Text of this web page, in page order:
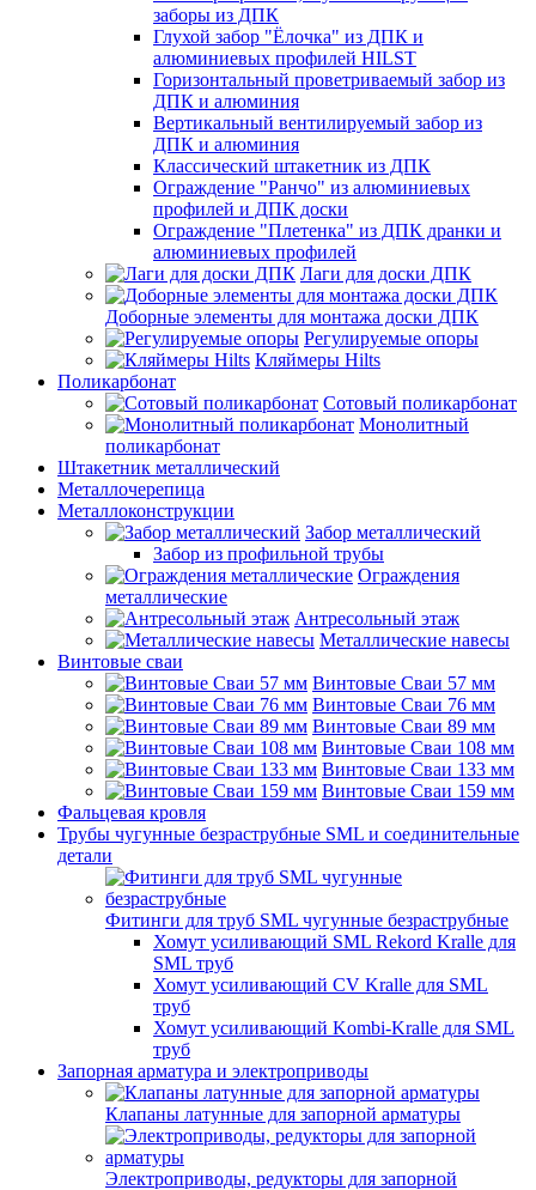
заборы из ДПК
Глухой забор "Ёлочка" из ДПК и
алюминиевых профилей HILST
Горизонтальный проветриваемый забор из
ДПК и алюминия
Вертикальный вентилируемый забор из
ДПК и алюминия
Классический штакетник из ДПК
Ограждение "Ранчо" из алюминиевых
профилей и ДПК доски
Ограждение "Плетенка" из ДПК дранки и
алюминиевых профилей
Лаги для доски ДПК
Доборные элементы для монтажа доски ДПК
Регулируемые опоры
Кляймеры Hilts
Поликарбонат
Сотовый поликарбонат
Монолитный
поликарбонат
Штакетник металлический
Металлочерепица
Металлоконструкции
Забор металлический
Забор из профильной трубы
Ограждения
металлические
Антресольный этаж
Металлические навесы
Винтовые сваи
Винтовые Сваи 57 мм
Винтовые Сваи 76 мм
Винтовые Сваи 89 мм
Винтовые Сваи 108 мм
Винтовые Сваи 133 мм
Винтовые Сваи 159 мм
Фальцевая кровля
Трубы чугунные безраструбные SML и соединительные
детали
Фитинги для труб SML чугунные безраструбные
Хомут усиливающий SML Rekord Kralle для
SML труб
Хомут усиливающий CV Kralle для SML
труб
Хомут усиливающий Kombi-Kralle для SML
труб
Запорная арматура и электроприводы
Клапаны латунные для запорной арматуры
Электроприводы, редукторы для запорной